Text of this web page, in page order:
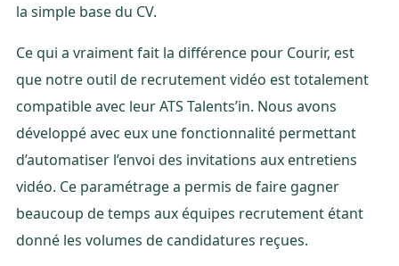
la simple base du CV.
Ce qui a vraiment fait la différence pour Courir, est
que notre outil de recrutement vidéo est totalement
compatible avec leur ATS Talents’in. Nous avons
développé avec eux une fonctionnalité permettant
d’automatiser l’envoi des invitations aux entretiens
vidéo. Ce paramétrage a permis de faire gagner
beaucoup de temps aux équipes recrutement étant
donné les volumes de candidatures reçues.